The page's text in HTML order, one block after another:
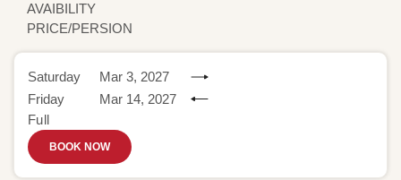
AVAIBILITY
PRICE/PERSION
Saturday
Mar 3, 2027
Friday
Mar 14, 2027
Full
BOOK NOW